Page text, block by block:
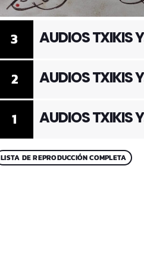
1 AUDIOS TXIKIS Y
2 AUDIOS TXIKIS Y
3 AUDIOS TXIKIS Y
LISTA DE REPRODUCCIÓN COMPLETA